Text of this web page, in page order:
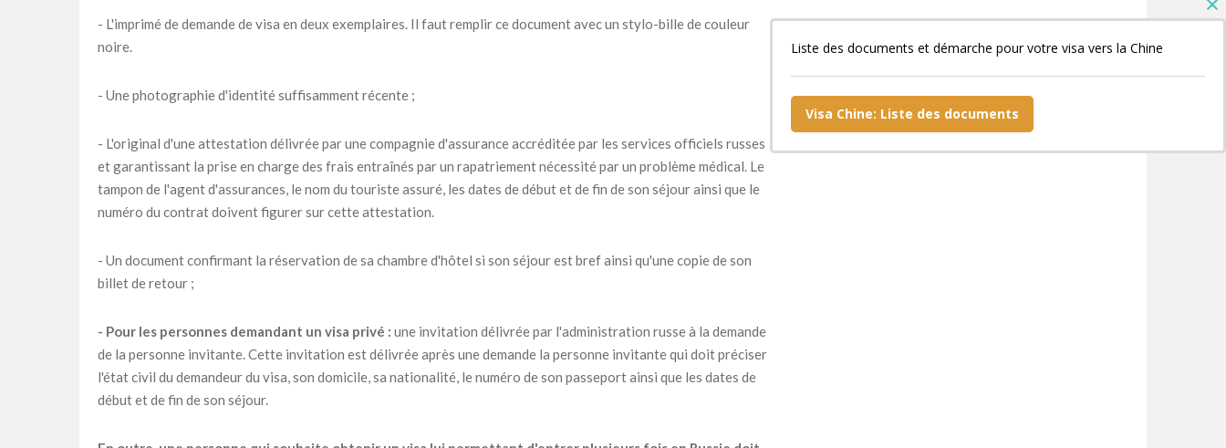
- L'imprimé de demande de visa en deux exemplaires. Il faut remplir ce document avec un stylo-bille de couleur
noire.
- Une photographie d'identité suffisamment récente ;
- L'original d'une attestation délivrée par une compagnie d'assurance accréditée par les services officiels russes
et garantissant la prise en charge des frais entraînés par un rapatriement nécessité par un problème médical. Le
tampon de l'agent d'assurances, le nom du touriste assuré, les dates de début et de fin de son séjour ainsi que le
numéro du contrat doivent figurer sur cette attestation.
- Un document confirmant la réservation de sa chambre d'hôtel si son séjour est bref ainsi qu'une copie de son
billet de retour ;
- Pour les personnes demandant un visa privé : une invitation délivrée par l'administration russe à la demande
de la personne invitante. Cette invitation est délivrée après une demande la personne invitante qui doit préciser
l'état civil du demandeur du visa, son domicile, sa nationalité, le numéro de son passeport ainsi que les dates de
début et de fin de son séjour.
Liste des documents et démarche pour votre visa vers la Chine
Visa Chine: Liste des documents